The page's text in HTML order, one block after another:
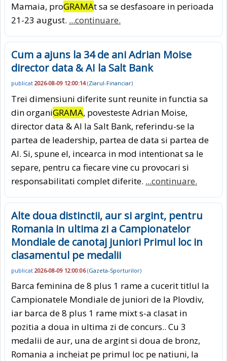
Mamaia, proGRAMAt sa se desfasoare in perioada
21-23 august. ...continuare.
Cum a ajuns la 34 de ani Adrian Moise
director data & AI la Salt Bank
publicat 2026-08-09 12:00:14(Ziarul-Financiar)
Trei dimensiuni diferite sunt reunite in functia sa
din organiGRAMA, povesteste Adrian Moise,
director data & AI la Salt Bank, referindu-se la
partea de leadership, partea de data si partea de
AI. Si, spune el, incearca in mod intentionat sa le
separe, pentru ca fiecare vine cu provocari si
responsabilitati complet diferite. ...continuare.
Alte doua distinctii, aur si argint, pentru
Romania in ultima zi a Campionatelor
Mondiale de canotaj juniori Primul loc in
clasamentul pe medalii
publicat 2026-08-09 12:00:06(Gazeta-Sporturilor)
Barca feminina de 8 plus 1 rame a cucerit titlul la
Campionatele Mondiale de juniori de la Plovdiv,
iar barca de 8 plus 1 rame mixt s-a clasat in
pozitia a doua in ultima zi de concurs.. Cu 3
medalii de aur, una de argint si doua de bronz,
Romania a incheiat pe primul loc pe natiuni, la